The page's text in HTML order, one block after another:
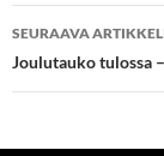
SEURAAVA
Joulutauko tulossa